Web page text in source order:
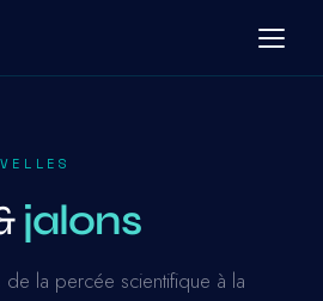
jalons
la percée scientifique à la